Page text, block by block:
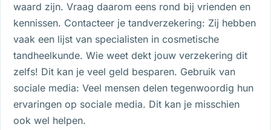
waard zijn. Vraag daarom eens rond bij vrienden en
kennissen. Contacteer je tandverzekering: Zij hebben
vaak een lijst van specialisten in cosmetische
tandheelkunde. Wie weet dekt jouw verzekering dit
zelfs! Dit kan je veel geld besparen. Gebruik van
sociale media: Veel mensen delen tegenwoordig hun
ervaringen op sociale media. Dit kan je misschien
ook wel helpen.